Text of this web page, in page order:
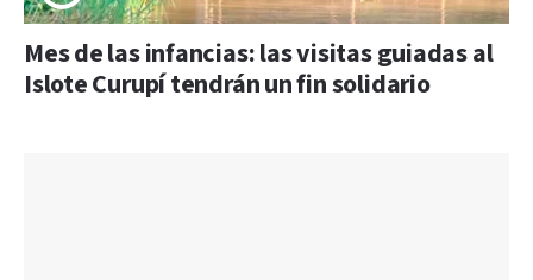
Mes de las infancias: las visitas guiadas al
Islote Curupí tendrán un fin solidario